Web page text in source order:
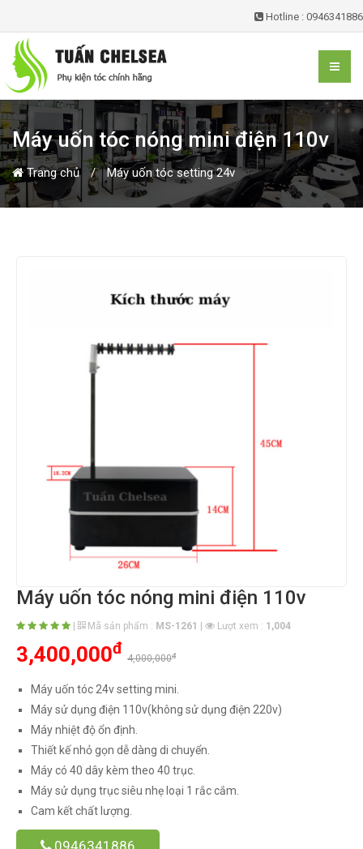
Hotline : 0946341886
Máy uốn tóc nóng mini điện 110v
Trang chủ Máy uốn tóc setting 24v
Máy uốn tóc nóng mini điện 110v
Mã sản phẩm : MS-1261 Lượt xem : 1,004
3,400,000đ
4,000,000đ
Máy uốn tóc 24v setting mini.
Máy sử dụng điện 110v(không sử dụng điện 220v)
Máy nhiệt độ ổn định.
Thiết kế nhỏ gọn dễ dàng di chuyển.
Máy có 40 dây kèm theo 40 trục.
Máy sử dụng trục siêu nhẹ loại 1 rắc cắm.
Cam kết chất lượng.
0946341886